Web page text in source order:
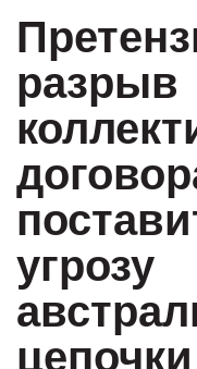
разрыв
угрозу